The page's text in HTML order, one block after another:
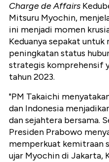
Charge de Affairs
Mitsuru Myochin,
ini menjadi momen
Keduanya sepakat
peningkatan status
strategis komprehensif
tahun 2023.
"PM Takaichi
dan Indonesia
dan sejahtera bersama.
Presiden Prabowo
memperkuat kemitraan
ujar Myochin di Jakarta,